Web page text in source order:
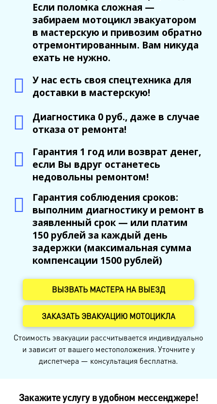
Если поломка сложная —
забираем мотоцикл эвакуатором
в мастерскую и привозим обратно
отремонтированным. Вам никуда
ехать не нужно.
У нас есть своя спецтехника для
доставки в мастерскую!
Диагностика 0 руб., даже в случае
отказа от ремонта!
Гарантия 1 год или возврат денег,
если Вы вдруг останетесь
недовольны ремонтом!
Гарантия соблюдения сроков:
выполним диагностику и ремонт в
заявленный срок — или платим
150 рублей за каждый день
задержки (максимальная сумма
компенсации 1500 рублей)
ВЫЗВАТЬ МАСТЕРА НА ВЫЕЗД
ЗАКАЗАТЬ ЭВАКУАЦИЮ МОТОЦИКЛА
Стоимость эвакуации рассчитывается индивидуально
и зависит от вашего местоположения. Уточните у
диспетчера — консультация бесплатна.
Закажите услугу в удобном мессенджере!